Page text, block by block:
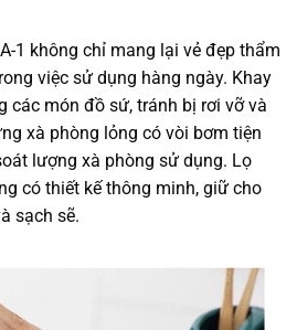
1 không chỉ mang lại vẻ đẹp thẩm
việc sử dụng hàng ngày. Khay
các món đồ sứ, tránh bị rơi vỡ và
xà phòng lỏng có vòi bơm tiện
lượng xà phòng sử dụng. Lọ
có thiết kế thông minh, giữ cho
sạch sẽ.